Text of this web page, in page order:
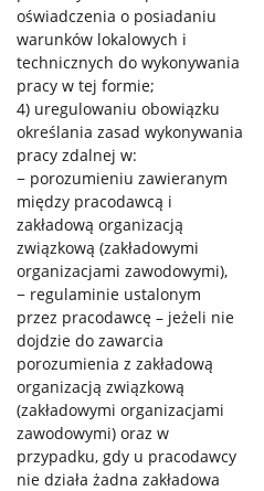
oświadczenia o posiadaniu
warunków lokalowych i
technicznych do wykonywania
pracy w tej formie;
4) uregulowaniu obowiązku
określania zasad wykonywania
pracy zdalnej w:
− porozumieniu zawieranym
między pracodawcą i
zakładową organizacją
związkową (zakładowymi
organizacjami zawodowymi),
− regulaminie ustalonym
przez pracodawcę – jeżeli nie
dojdzie do zawarcia
porozumienia z zakładową
organizacją związkową
(zakładowymi organizacjami
zawodowymi) oraz w
przypadku, gdy u pracodawcy
nie działa żadna zakładowa